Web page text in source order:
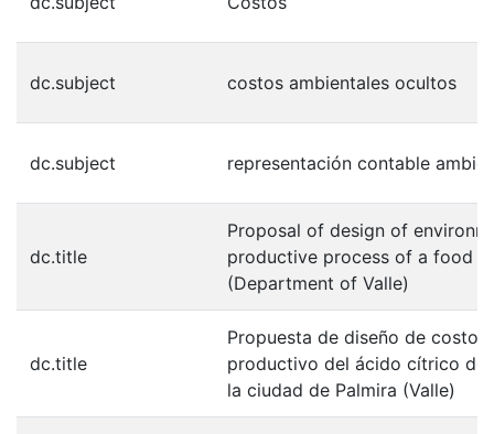
dc.subject costos ambientales ocultos
dc.subject representación contable
dc.title
Proposal of design of
productive process of a food
(Department of Valle)
dc.title
Propuesta de diseño de
productivo del ácido cítrico de
la ciudad de Palmira (Valle)